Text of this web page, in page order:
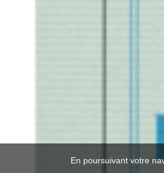
En poursuivant votre